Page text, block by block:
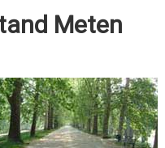
Meten